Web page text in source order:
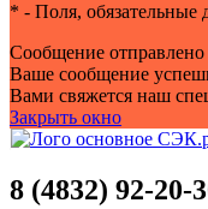
* - Поля, обязательные
Сообщение отправлено
Ваше сообщение
Вами свяжется наш
Закрыть окно
8 (4832) 92-20-